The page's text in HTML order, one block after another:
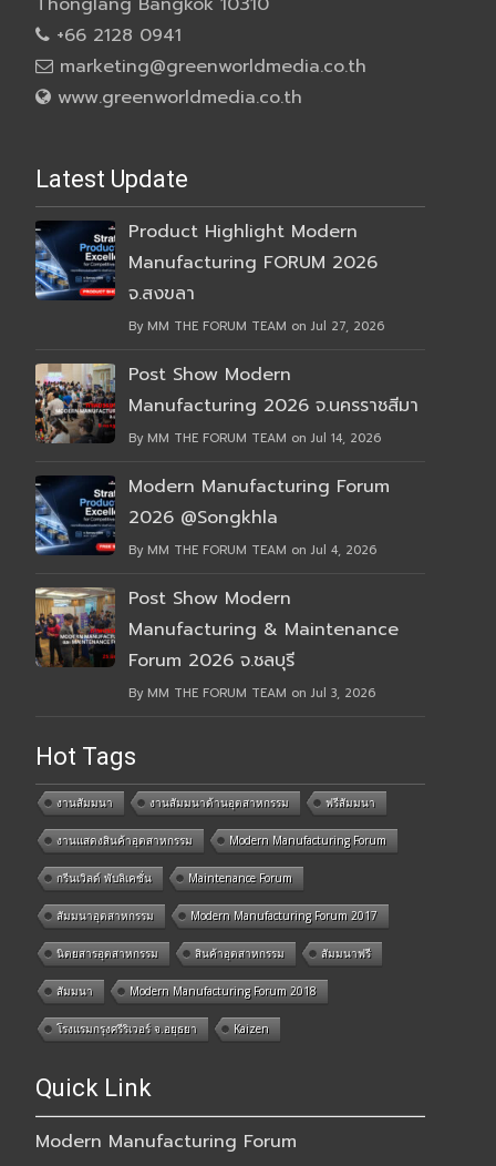
+66 2128 0941
marketing@greenworldmedia.co.th
www.greenworldmedia.co.th
Latest Update
Product Highlight Modern
Manufacturing FORUM 2026
จ.สงขลา
By MM THE FORUM TEAM on Jul 27, 2026
Post Show Modern
Manufacturing 2026 จ.นครราชสีมา
By MM THE FORUM TEAM on Jul 14, 2026
Modern Manufacturing Forum
2026 @Songkhla
By MM THE FORUM TEAM on Jul 4, 2026
Post Show Modern
Manufacturing & Maintenance
Forum 2026 จ.ชลบุรี
By MM THE FORUM TEAM on Jul 3, 2026
Hot Tags
งานสัมมนา งานสัมมนาด้านอุตสาหกรรม ฟรีสัมมนา
งานแสดงสินค้าอุตสาหกรรม Modern Manufacturing Forum
กรีนเวิลด์ พับลิเคชั่น Maintenance Forum
สัมมนาอุตสาหกรรม Modern Manufacturing Forum 2017
นิตยสารอุตสาหกรรม สินค้าอุตสาหกรรม สัมมนาฟรี
สัมมนา Modern Manufacturing Forum 2018
โรงแรมกรุงศรีริเวอร์ จ.อยุธยา Kaizen
Quick Link
Modern Manufacturing Forum